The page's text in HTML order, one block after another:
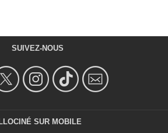
SUIVEZ-NOUS
SUR MOBILE